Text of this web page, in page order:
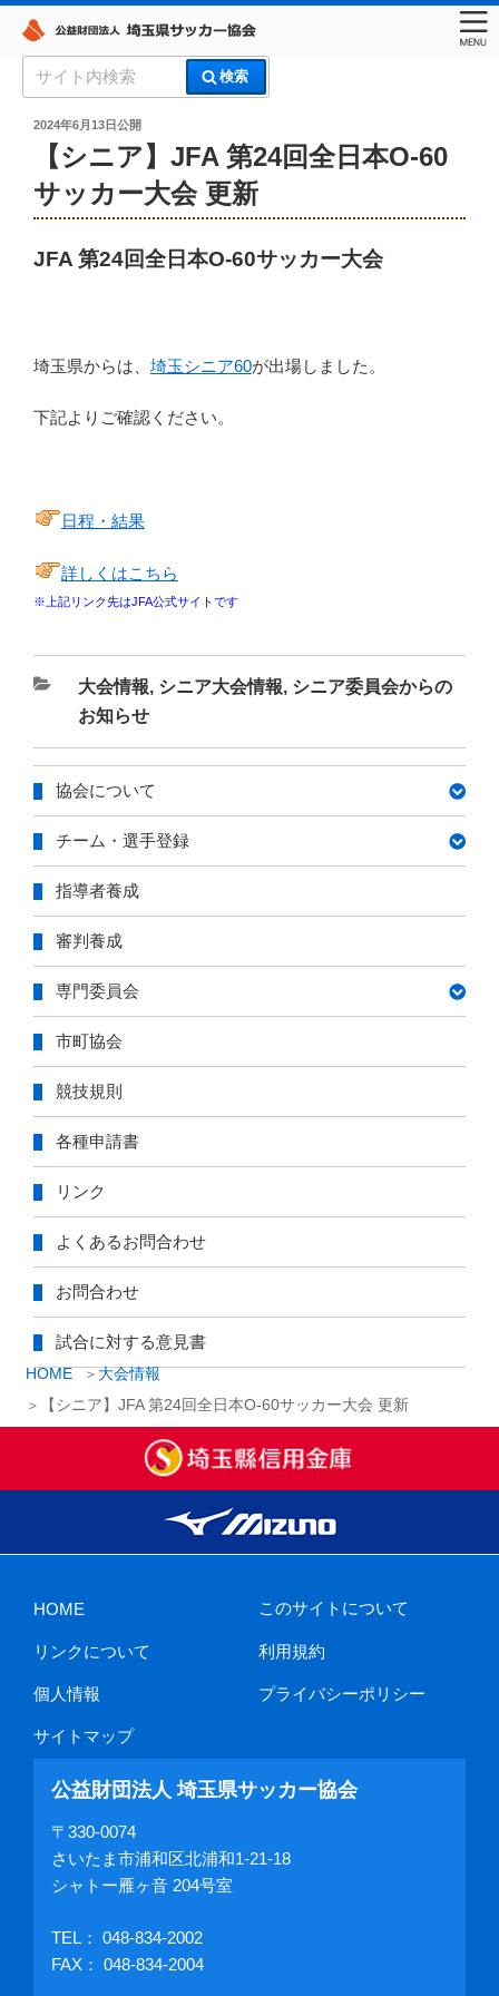
索:
検索
埼玉県サッカー協会
HOME
大会情報
【シニア】JFA 第24回全日本O-60サッカー大会 更新
投
2024年6月13日公開
【シニア】JFA 第24回全日本O-60
サッカー大会 更新
JFA 第24回全日本O-60サッカー大会
埼玉県からは、 埼玉シニア60が出場しました。
下記よりご確認ください。
日程・結果
詳しくはこちら
※上記リンク先はJFA公式サイトです
カ
テ
ゴ
ー
大会情報, シニア大会情報, シニア委員会からの
お知らせ
協会について
チーム・選手登録
指導者養成
審判養成
専門委員会
市町協会
競技規則
各種申請書
リンク
よくあるお問合わせ
お問合わせ
試合に対する意見書
HOME このサイトについて
リンクについて 利用規約
個人情報 プライバシーポリシー
サイトマップ
公益財団法人 埼玉県サッカー協会
〒330-0074
さいたま市浦和区北浦和1-21-18
シャトー雁ヶ音 204号室
TEL： 048-834-2002
FAX： 048-834-2004